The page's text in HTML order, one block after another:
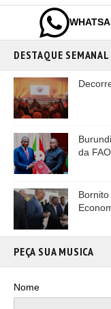
DESTAQUE SEMANAL
da FAO
PEÇA SUA MUSICA
Nome